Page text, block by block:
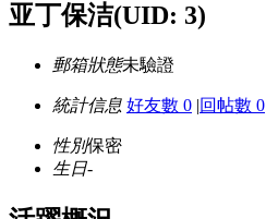
亚丁保洁(UID: 3)
郵箱狀態未驗證
統計信息 好友數 0 |回帖數 0
性別保密
生日-